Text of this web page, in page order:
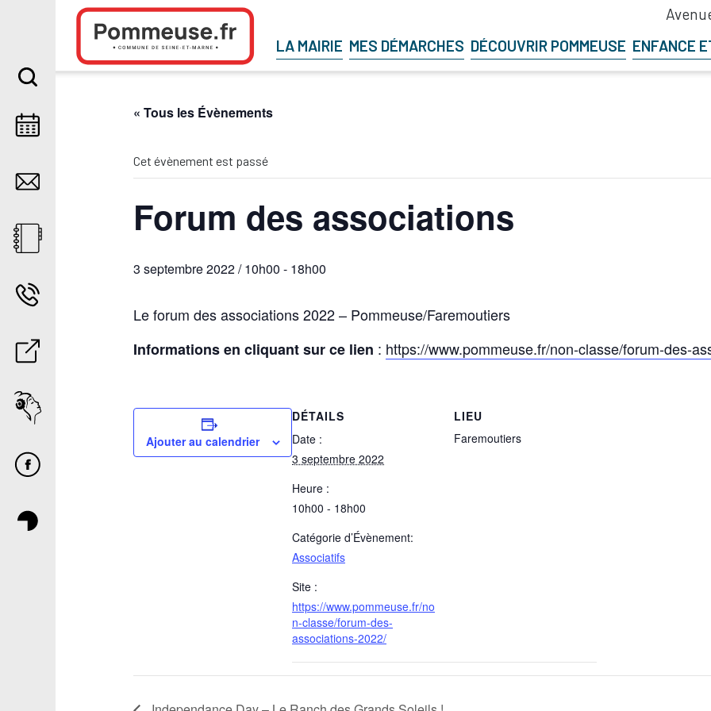
Aller au contenu
LA MAIRIE MES DÉMARCHES DÉCOUVRIR POMMEUSE ENFANCE
« Tous les Évènements
Cet évènement est passé
Forum des associations
3 septembre 2022 / 10h00 - 18h00
Le forum des associations 2022 – Pommeuse/Faremoutiers
Informations en cliquant sur ce lien : https://www.pommeuse.fr/non-classe/forum-des-
Ajouter au calendrier
DÉTAILS
Date :
3 septembre 2022
Heure :
10h00 - 18h00
Catégorie d’Évènement:
Associatifs
Site :
https://www.pommeuse.fr/no
n-classe/forum-des-
associations-2022/
LIEU
Faremoutiers